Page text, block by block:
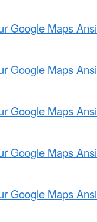
Google Maps
Google Maps
Google Maps
Google Maps
Google Maps